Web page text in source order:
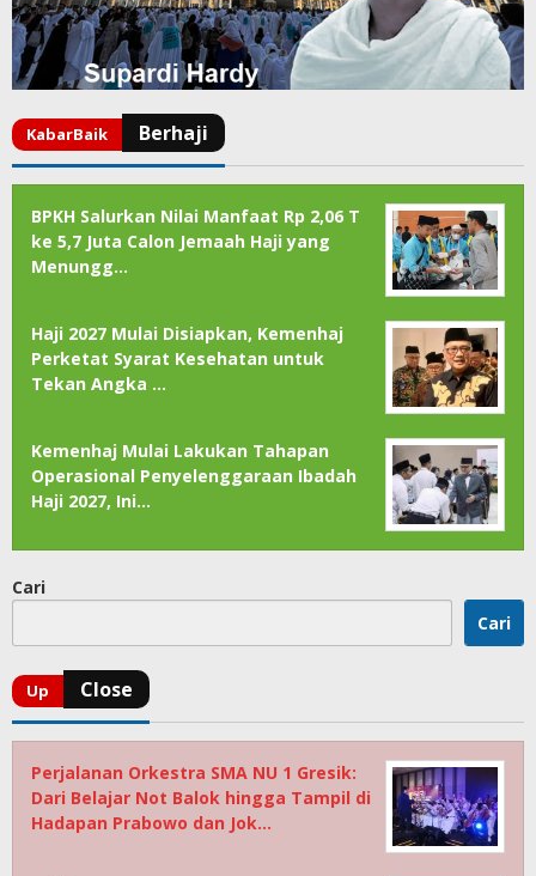
BPKH Salurkan Nilai Manfaat Rp 2,06 T
ke 5,7 Juta Calon Jemaah Haji yang
Menungg…
Haji 2027 Mulai Disiapkan, Kemenhaj
Perketat Syarat Kesehatan untuk
Tekan Angka …
Kemenhaj Mulai Lakukan Tahapan
Operasional Penyelenggaraan Ibadah
Haji 2027, Ini…
Cari
Cari
Perjalanan Orkestra SMA NU 1 Gresik:
Dari Belajar Not Balok hingga Tampil di
Hadapan Prabowo dan Jok…